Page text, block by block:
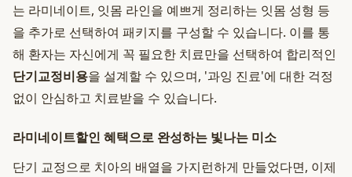
는 라미네이트, 잇몸 라인을 예쁘게 정리하는 잇몸 성형 등
을 추가로 선택하여 패키지를 구성할 수 있습니다. 이를 통
해 환자는 자신에게 꼭 필요한 치료만을 선택하여 합리적인
단기교정비용을 설계할 수 있으며, '과잉 진료'에 대한 걱정
없이 안심하고 치료받을 수 있습니다.
라미네이트할인 혜택으로 완성하는 빛나는 미소
단기 교정으로 치아의 배열을 가지런하게 만들었다면, 이제